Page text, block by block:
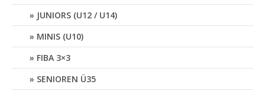
JUNIORS (U12 / U14)
MINIS (U10)
FIBA 3×3
SENIOREN Ü35